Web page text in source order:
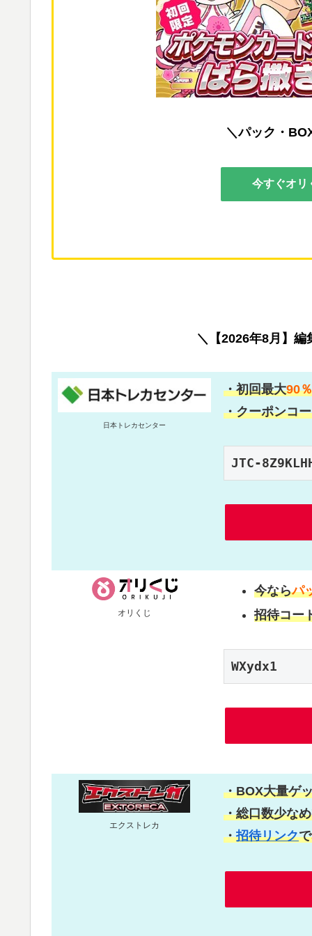
＼パック・
今すぐオリ
＼【2026年8月】
日本トレカセンター
・初回最大90％
・クーポンコ
JTC-
オリくじ
今ならパ
招待コー
WXydx1
エクストレカ
・BOX大量ゲ
・総口数少な
・招待リンクで